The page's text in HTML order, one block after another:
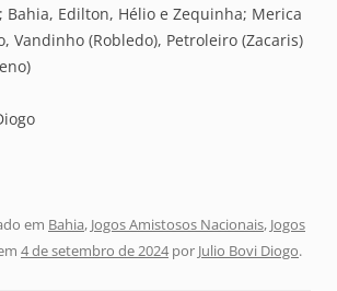
Edilton, Hélio e Zequinha; Merica
Vandinho (Robledo), Petroleiro (Zacaris)
em Bahia, Jogos Amistosos Nacionais, Jogos
4 de setembro de 2024por Julio Bovi Diogo.